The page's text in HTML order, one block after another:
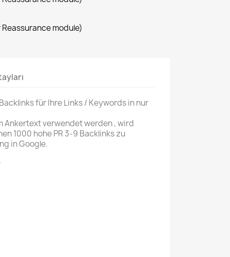
module)
für Ihre Links / Keywords in nur
Ankertext verwendet werden , wird
1000 hohe PR 3-9 Backlinks zu
in Google.